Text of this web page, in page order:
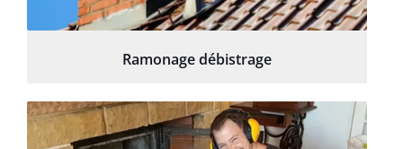
Ramonage débistrage